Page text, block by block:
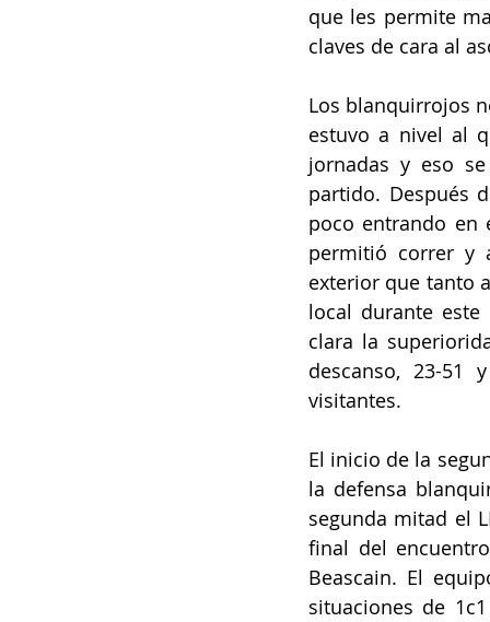
que les permite
claves de cara al
Los blanquirrojos
estuvo a nivel al
jornadas y eso
partido. Después
poco entrando
permitió correr y
exterior que tanto
local durante este
clara la
descanso, 23-51
visitantes.
El inicio de la
la defensa
segunda mitad el
final del
Beascain. El
situaciones de